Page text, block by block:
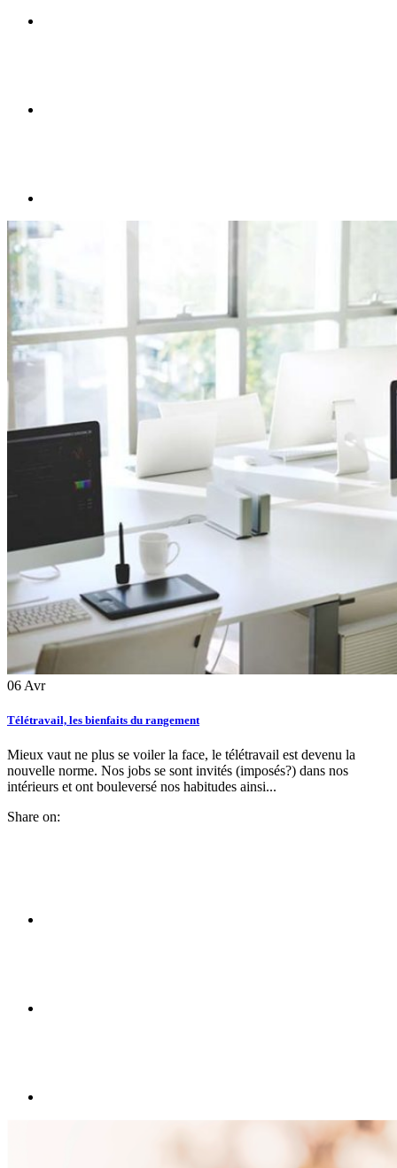
06 Avr
Télétravail, les bienfaits du rangement
Mieux vaut ne plus se voiler la face, le télétravail est devenu la
nouvelle norme. Nos jobs se sont invités (imposés?) dans nos
intérieurs et ont bouleversé nos habitudes ainsi...
Share on: